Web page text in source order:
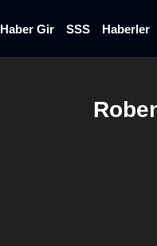
Haber Gir SSS Haberler